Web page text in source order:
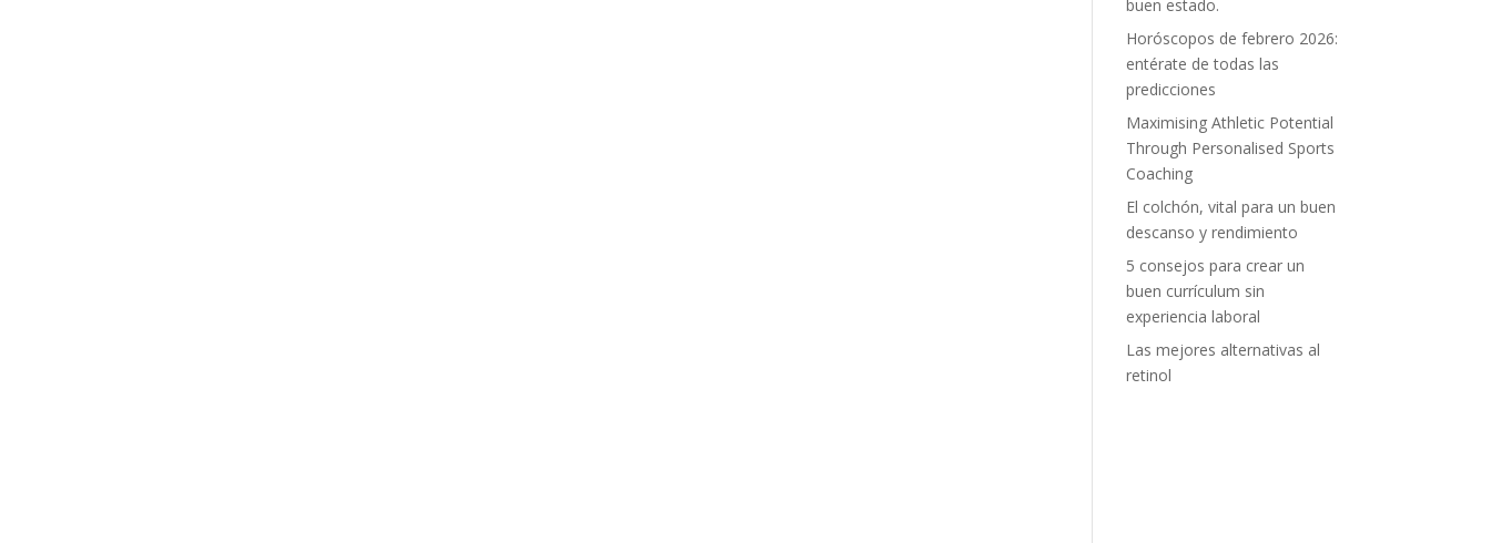
buen estado.
Horóscopos de febrero 2026:
entérate de todas las
predicciones
Maximising Athletic Potential
Through Personalised Sports
Coaching
El colchón, vital para un buen
descanso y rendimiento
5 consejos para crear un
buen currículum sin
experiencia laboral
Las mejores alternativas al
retinol